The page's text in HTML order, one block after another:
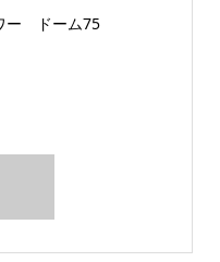
ー ドーム75